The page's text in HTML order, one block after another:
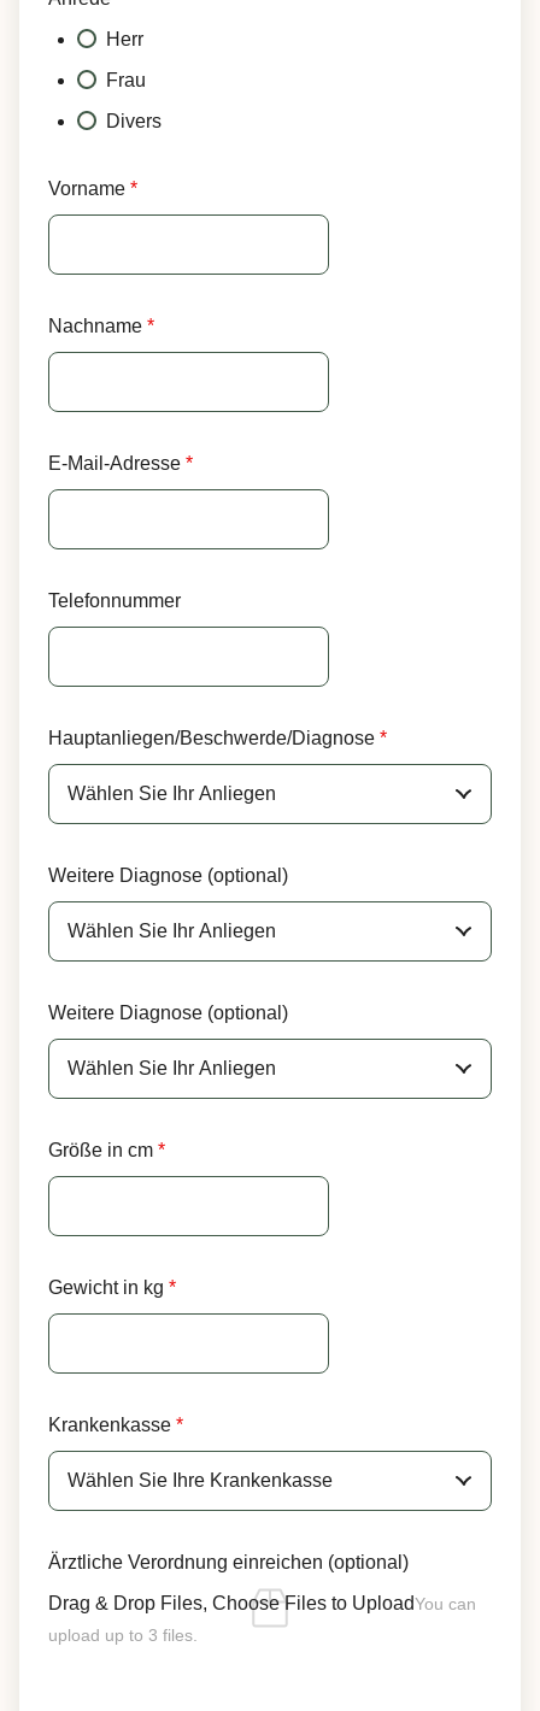
Herr
Frau
Divers
Vorname *
Nachname *
E-Mail-Adresse *
Telefonnummer
Hauptanliegen/Beschwerde/Diagnose *
Weitere Diagnose (optional)
Weitere Diagnose (optional)
Größe in cm *
Gewicht in kg *
Krankenkasse *
Ärztliche Verordnung einreichen (optional)
Drag & Drop Files, Choose Files to UploadYou can
upload up to 3 files.